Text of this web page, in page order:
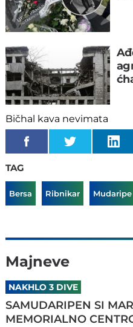
Bičhal kava nevimata
TAG
Bersa Ribnikar Mudaripe
Majneve
NAKHLO 3 DIVE
SAMUDARIPEN SI
MEMORIALNO